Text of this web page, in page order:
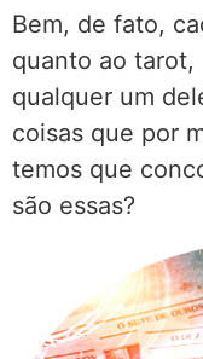
Bem, de fato,
quanto ao tarot,
qualquer um
coisas que por
temos que
são essas?